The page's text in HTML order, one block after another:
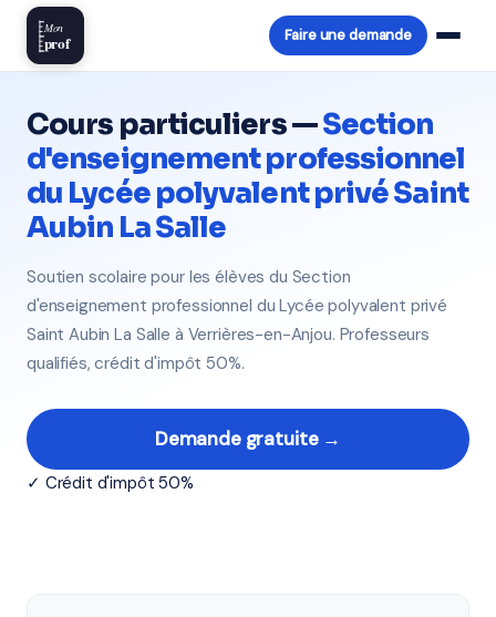
Mon
prof Faire une demande
Cours particuliers —Section
d'enseignement professionnel
du Lycée polyvalent privé Saint
Aubin La Salle
Soutien scolaire pour les élèves du Section
d'enseignement professionnel du Lycée polyvalent privé
Saint Aubin La Salle à Verrières-en-Anjou. Professeurs
qualifiés, crédit d'impôt 50%.
Demande gratuite →
✓ Crédit d'impôt 50%